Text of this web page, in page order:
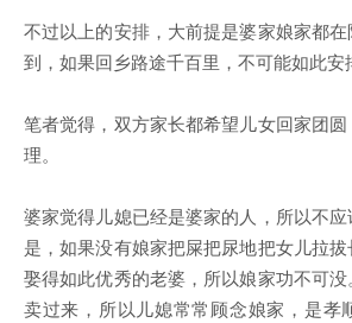
不过以上的安排，大前提是婆家娘家都
到，如果回乡路途千百里，不可能如此安
笔者觉得，双方家长都希望儿女回家团
理。
婆家觉得儿媳已经是婆家的人，所以不
是，如果没有娘家把屎把尿地把女儿拉
娶得如此优秀的老婆，所以娘家功不可
卖过来，所以儿媳常常顾念娘家，是孝